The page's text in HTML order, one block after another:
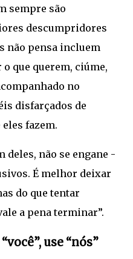
sempre são
descumpridores
não pensa incluem
que querem, ciúme,
no
disfarçados de
fazem.
deles, não se engane -
É melhor deixar
do que tentar
a pena terminar”.
use “nós”